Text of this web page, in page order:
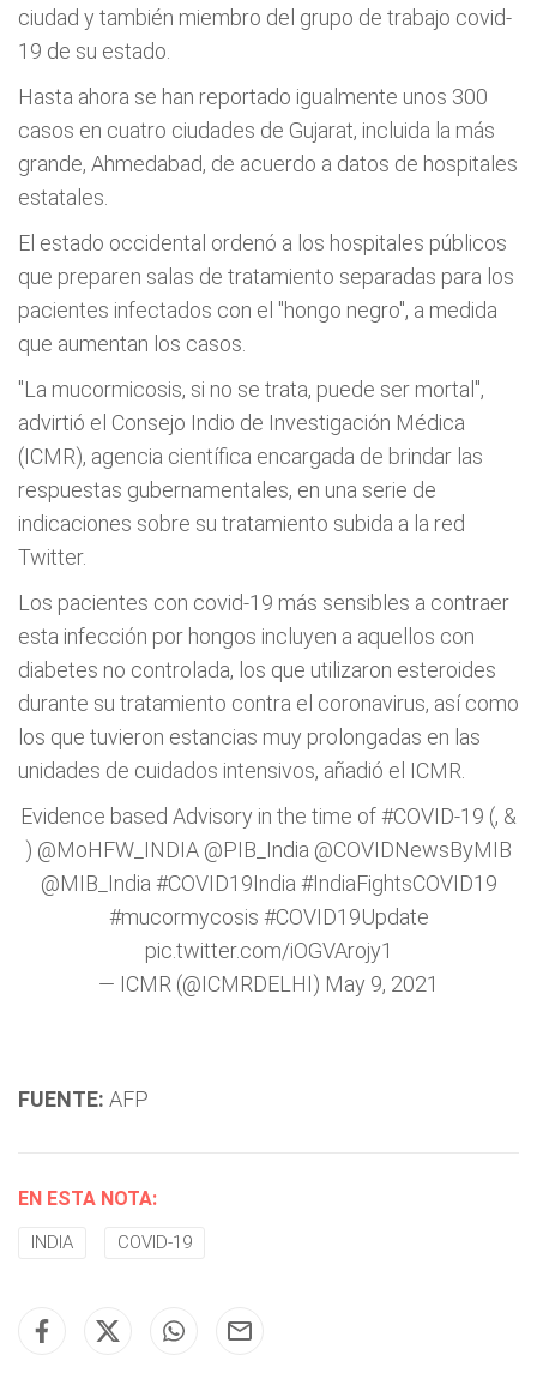
ciudad y también miembro del grupo de trabajo covid-
19 de su estado.
Hasta ahora se han reportado igualmente unos 300
casos en cuatro ciudades de Gujarat, incluida la más
grande, Ahmedabad, de acuerdo a datos de hospitales
estatales.
El estado occidental ordenó a los hospitales públicos
que preparen salas de tratamiento separadas para los
pacientes infectados con el "hongo negro", a medida
que aumentan los casos.
"La mucormicosis, si no se trata, puede ser mortal",
advirtió el Consejo Indio de Investigación Médica
(ICMR), agencia científica encargada de brindar las
respuestas gubernamentales, en una serie de
indicaciones sobre su tratamiento subida a la red
Twitter.
Los pacientes con covid-19 más sensibles a contraer
esta infección por hongos incluyen a aquellos con
diabetes no controlada, los que utilizaron esteroides
durante su tratamiento contra el coronavirus, así como
los que tuvieron estancias muy prolongadas en las
unidades de cuidados intensivos, añadió el ICMR.
Evidence based Advisory in the time of#COVID-19 (, &
) @MoHFW_INDIA @PIB_India @COVIDNewsByMIB
@MIB_India #COVID19India #IndiaFightsCOVID19
#mucormycosis #COVID19Update
pic.twitter.com/iOGVArojy1
— ICMR (@ICMRDELHI) May 9, 2021
FUENTE: AFP
EN ESTA NOTA:
INDIA COVID-19